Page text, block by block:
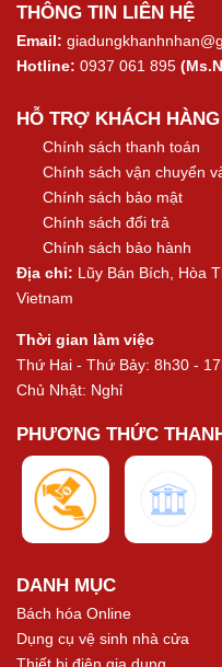
THÔNG TIN LIÊN HỆ
Email:
Hotline: 0937 061 895
HỖ TRỢ KHÁCH HÀNG
Chính sách thanh toán
Chính sách vận chuyển
Chính sách bảo mật
Chính sách đổi trả
Chính sách bảo hành
Địa chỉ: Lũy Bán Bích, Hòa
Vietnam
Thời gian làm việc
Thứ Hai - Thứ Bảy: 8h30 -
Chủ Nhật: Nghỉ
PHƯƠNG THỨC
DANH MỤC
Bách hóa Online
Dụng cụ vệ sinh nhà cửa
Thiết bị điện gia dụng